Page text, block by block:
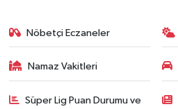
Nöbetçi Eczaneler
Namaz Vakitleri
Süper Lig Puan Durumu ve